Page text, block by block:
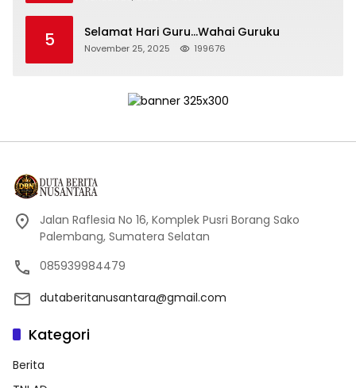
5 Selamat Hari Guru…Wahai Guruku
November 25, 2025 199676
Jalan Raflesia No 16, Komplek Pusri Borang Sako
Palembang, Sumatera Selatan
085939984479
dutaberitanusantara@gmail.com
Kategori
Berita